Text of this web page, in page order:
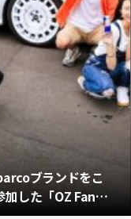
ブランドをこ
した「OZ Fan